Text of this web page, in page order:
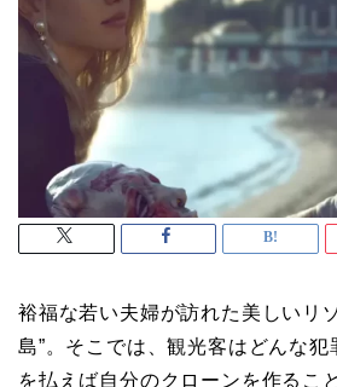
裕福な若い夫婦が訪れた美しいリ
島”。そこでは、観光客はどんな犯
を払えば自分のクローンを作るこ